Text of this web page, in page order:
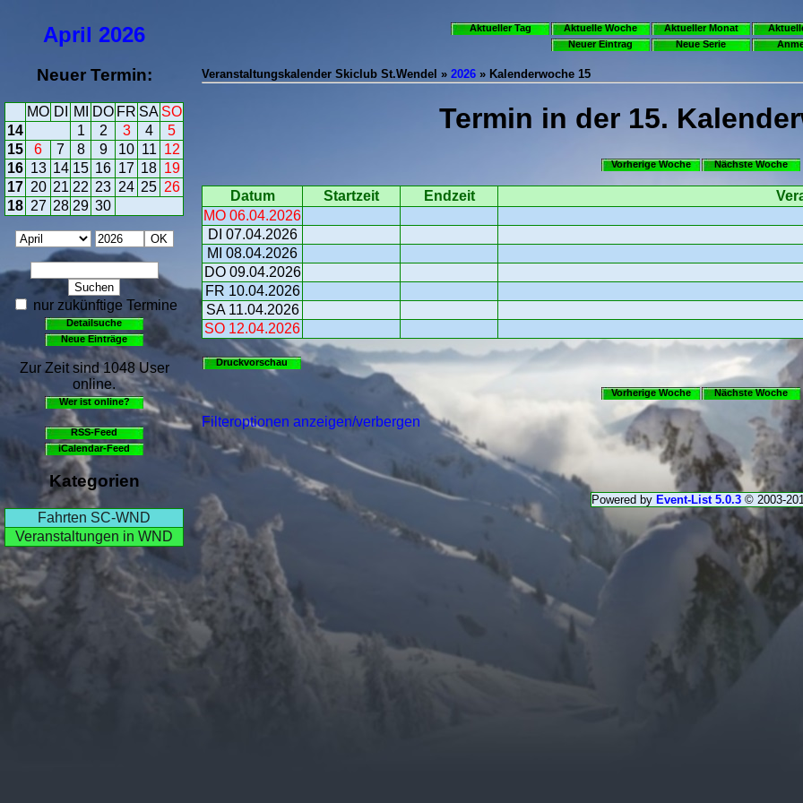
April 2026
Neuer Termin:
MO DI MI DO FR SA SO
14
1 2 3 4
5
15
6 7 8 9 10 11 12
16 13 14 15 16 17 18 19
17 20 21 22 23 24 25 26
18 27 28 29 30
nur zukünftige Termine
Detailsuche
Neue Einträge
Zur Zeit sind 1048 User
online.
Wer ist online?
RSS-Feed
iCalendar-Feed
Kategorien
Fahrten SC-WND
Veranstaltungen in WND
Aktueller Tag Aktuelle Woche Aktueller Monat
Neuer Eintrag
Neue Serie
Veranstaltungskalender Skiclub St.Wendel » 2026 » Kalenderwoche 15
Termin in der 15.
Vorherige Woche Nächste Woche
Datum Startzeit Endzeit
MO 06.04.2026
DI 07.04.2026
MI 08.04.2026
DO 09.04.2026
FR 10.04.2026
SA 11.04.2026
SO 12.04.2026
Druckvorschau
Vorherige Woche Nächste Woche
Filteroptionen anzeigen/verbergen
Powered by Event-List 5.0.3© 2003-